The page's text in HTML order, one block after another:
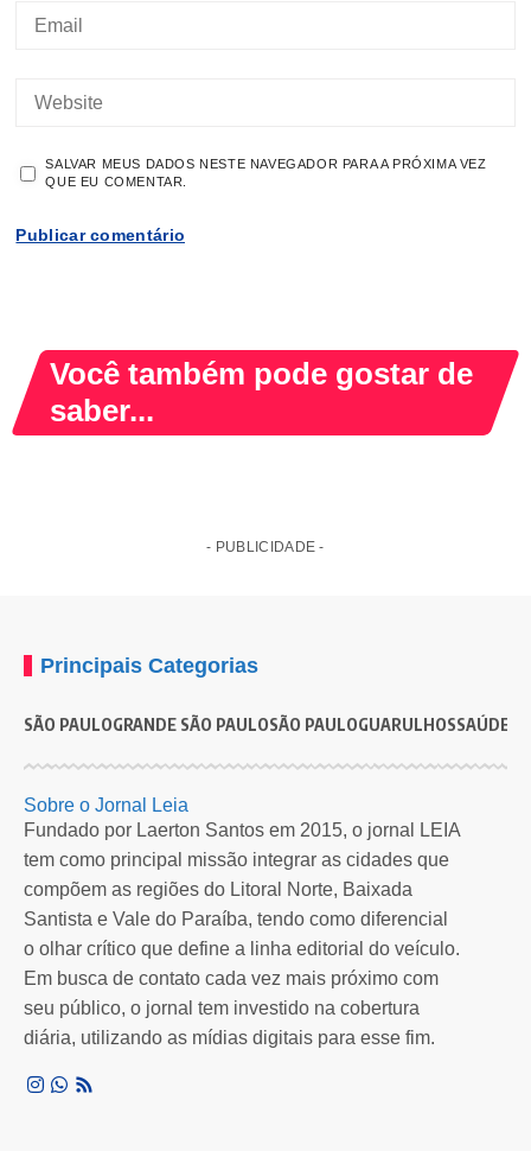
SALVAR MEUS DADOS NESTE NAVEGADOR PARA A PRÓXIMA VEZ
QUE EU COMENTAR.
Você também pode gostar de
saber...
SÃO PAULO
Capital registra recorde de abertura de empresas em
julho
Dados da Junta Comercial do Estado de São Paulo mostram força da…
Por Redação Leia SP12 meses atrás
- PUBLICIDADE -
Principais Categorias
SÃO PAULOGRANDE SÃO PAULOSÃO PAULOGUARULHOSSAÚDE
Sobre o Jornal Leia
Fundado por Laerton Santos em 2015, o jornal LEIA
tem como principal missão integrar as cidades que
compõem as regiões do Litoral Norte, Baixada
Santista e Vale do Paraíba, tendo como diferencial
o olhar crítico que define a linha editorial do veículo.
Em busca de contato cada vez mais próximo com
seu público, o jornal tem investido na cobertura
diária, utilizando as mídias digitais para esse fim.